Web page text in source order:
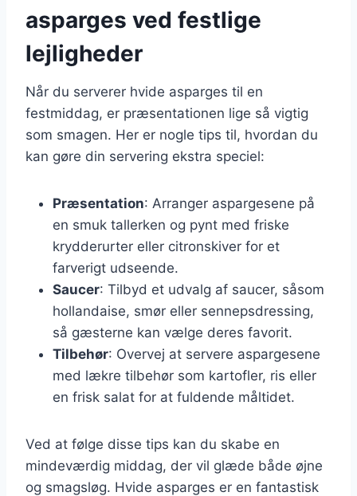
asparges ved festlige
lejligheder
Når du serverer hvide asparges til en
festmiddag, er præsentationen lige så vigtig
som smagen. Her er nogle tips til, hvordan du
kan gøre din servering ekstra speciel:
Præsentation: Arranger aspargesene på
en smuk tallerken og pynt med friske
krydderurter eller citronskiver for et
farverigt udseende.
Saucer: Tilbyd et udvalg af saucer, såsom
hollandaise, smør eller sennepsdressing,
så gæsterne kan vælge deres favorit.
Tilbehør: Overvej at servere aspargesene
med lækre tilbehør som kartofler, ris eller
en frisk salat for at fuldende måltidet.
Ved at følge disse tips kan du skabe en
mindeværdig middag, der vil glæde både øjne
og smagsløg. Hvide asparges er en fantastisk